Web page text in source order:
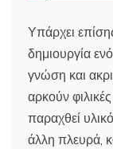
Υπάρχει
δημιουργία
γνώση και
αρκούν
παραχθεί
άλλη πλευρά,